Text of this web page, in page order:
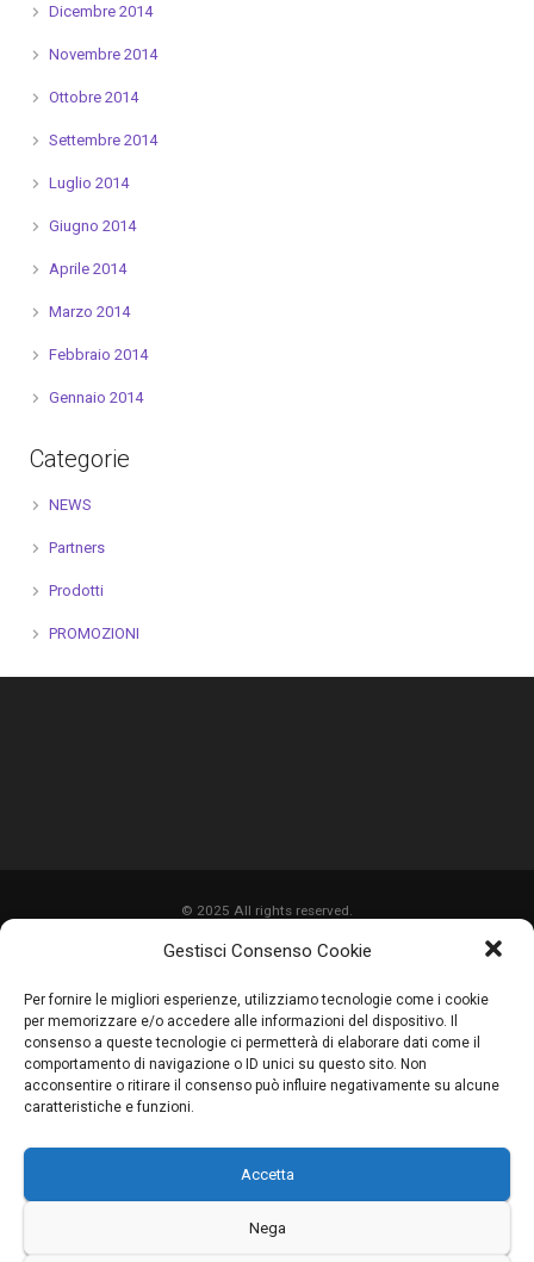
Gestisci Consenso Cookie
Per fornire le migliori esperienze, utilizziamo tecnologie come i cookie
per memorizzare e/o accedere alle informazioni del dispositivo. Il
consenso a queste tecnologie ci permetterà di elaborare dati come il
comportamento di navigazione o ID unici su questo sito. Non
acconsentire o ritirare il consenso può influire negativamente su alcune
caratteristiche e funzioni.
Accetta
Nega
Dicembre 2014
Novembre 2014
Ottobre 2014
Settembre 2014
Luglio 2014
Giugno 2014
Aprile 2014
Marzo 2014
Febbraio 2014
Gennaio 2014
Categorie
NEWS
Partners
Prodotti
PROMOZIONI
© 2025 All rights reserved.
CHI SIAMO
SERVIZI
LAVORI
PARTNER
CONTATTI